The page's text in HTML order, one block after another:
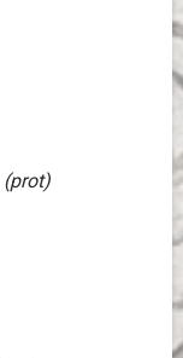
(prot)